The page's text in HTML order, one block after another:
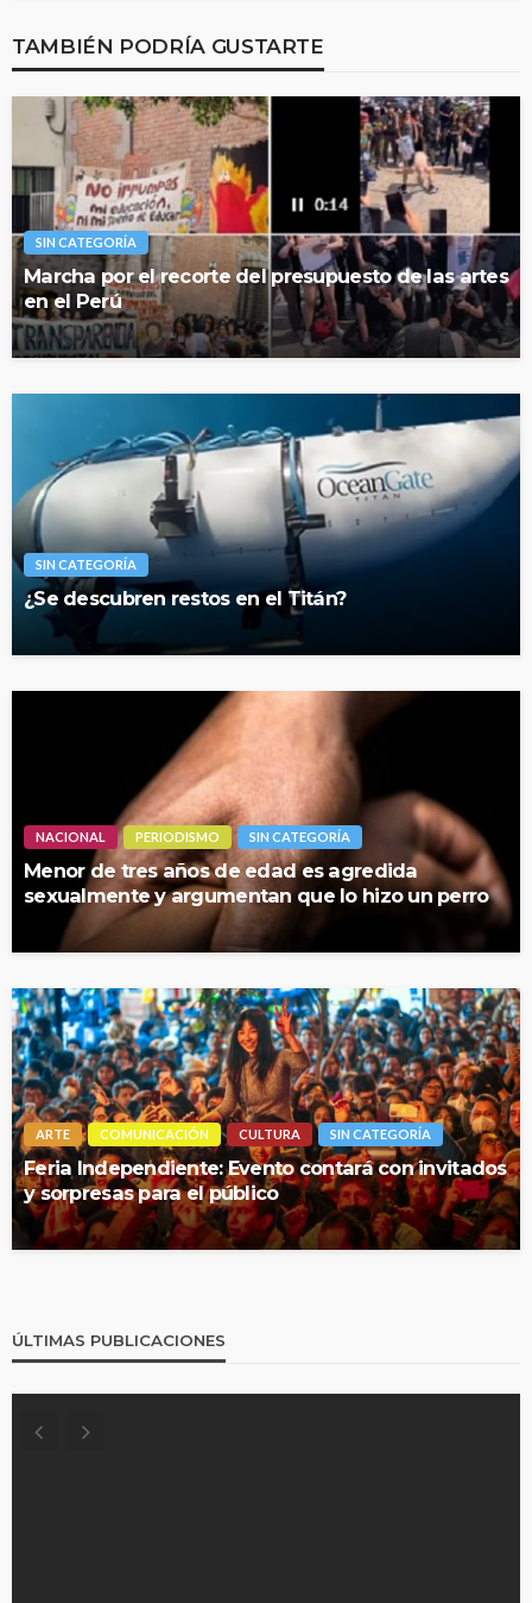
TAMBIÉN PODRÍA GUSTARTE
SIN CATEGORÍA
Marcha por el recorte del presupuesto de las artes
en el Perú
SIN CATEGORÍA
¿Se descubren restos en el Titán?
NACIONAL PERIODISMO SIN CATEGORÍA
Menor de tres años de edad es agredida
sexualmente y argumentan que lo hizo un perro
ARTE COMUNICACIÓN CULTURA SIN CATEGORÍA
Feria Independiente: Evento contará con invitados
y sorpresas para el público
ÚLTIMAS PUBLICACIONES